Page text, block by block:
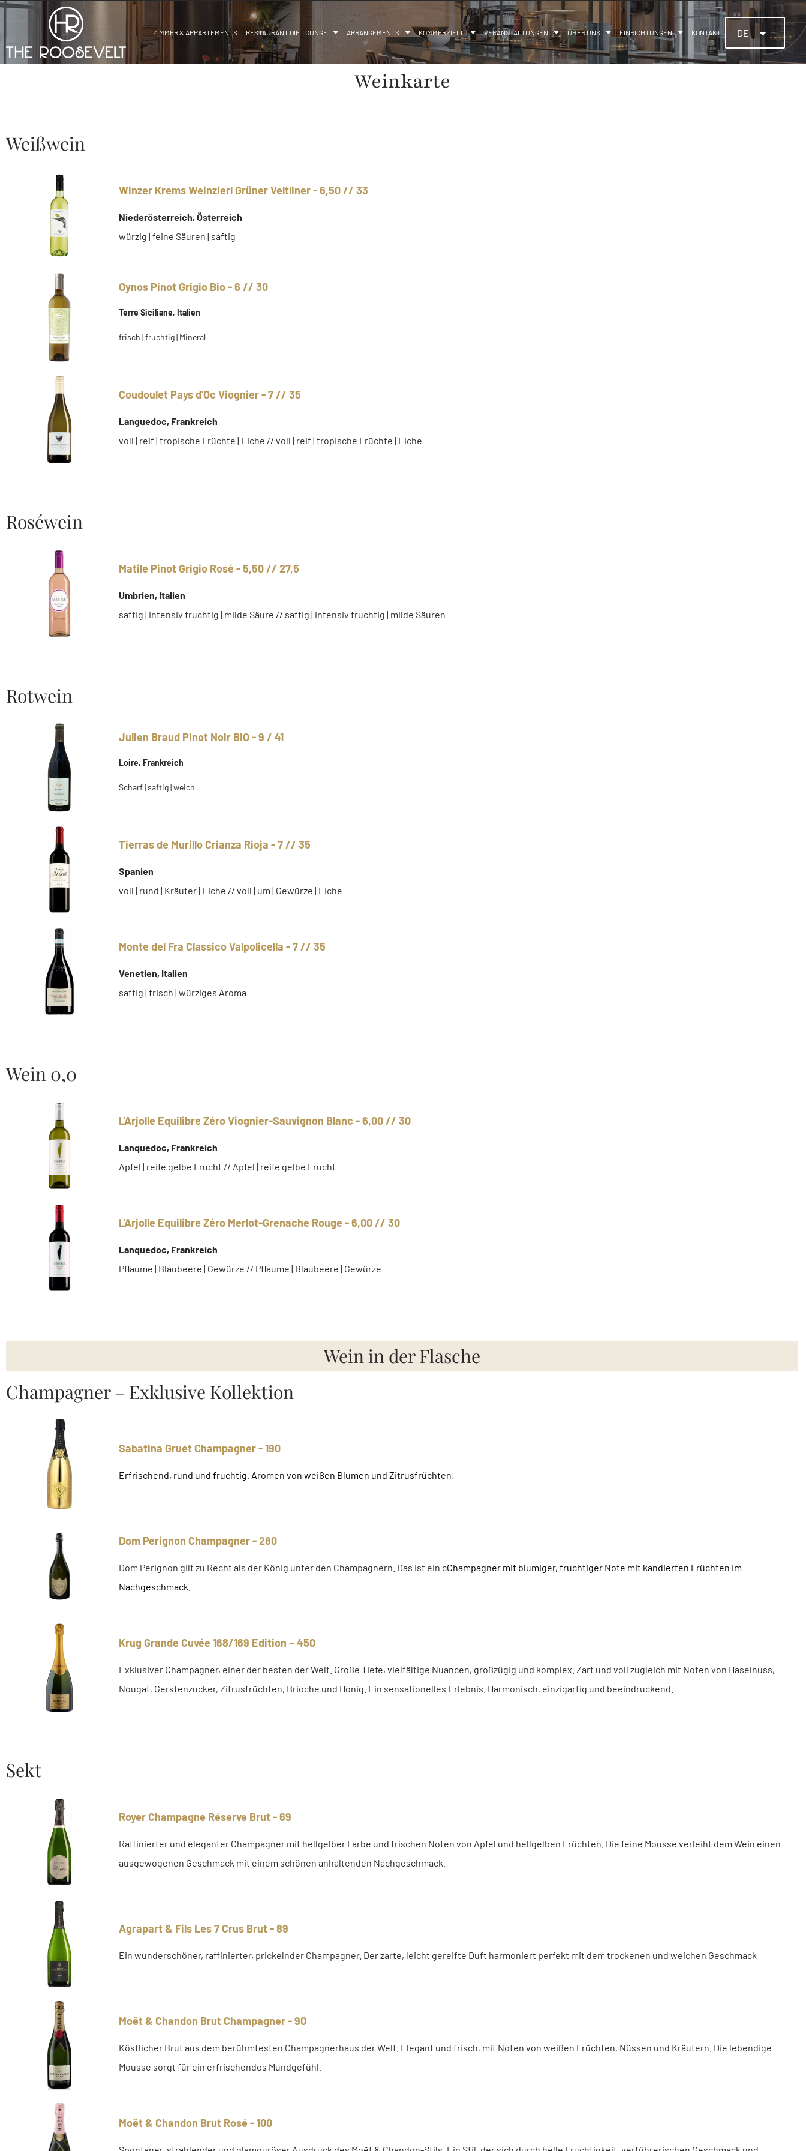
ZIMMER & APPARTEMENTS RESTAURANT DIE LOUNGE ARRANGEMENTS KOMMERZIELL VERANSTALTUNGEN ÜBER UNS EINRICHTUNGEN KONTAKT DE
Weinkarte
Weißwein
Winzer Krems Weinzierl Grüner Veltliner - 6,50 // 33
Niederösterreich, Österreich
würzig | feine Säuren | saftig
Oynos Pinot Grigio Bio - 6 // 30
Terre Siciliane, Italien
frisch | fruchtig | Mineral
Coudoulet Pays d'Oc Viognier - 7 // 35
Languedoc, Frankreich
voll | reif | tropische Früchte | Eiche // voll | reif | tropische Früchte | Eiche
Roséwein
Matile Pinot Grigio Rosé - 5,50 // 27,5
Umbrien, Italien
saftig | intensiv fruchtig | milde Säure // saftig | intensiv fruchtig | milde Säuren
Rotwein
Julien Braud Pinot Noir BIO - 9 / 41
Loire, Frankreich
Scharf | saftig | weich
Tierras de Murillo Crianza Rioja - 7 // 35
Spanien
voll | rund | Kräuter | Eiche // voll | um | Gewürze | Eiche
Monte del Fra Classico Valpolicella - 7 // 35
Venetien, Italien
saftig | frisch | würziges Aroma
Wein 0,0
L'Arjolle Equilibre Zéro Viognier-Sauvignon Blanc - 6,00 // 30
Lanquedoc, Frankreich
Apfel | reife gelbe Frucht // Apfel | reife gelbe Frucht
L'Arjolle Equilibre Zéro Merlot-Grenache Rouge - 6,00 // 30
Lanquedoc, Frankreich
Pflaume | Blaubeere | Gewürze // Pflaume | Blaubeere | Gewürze
Wein in der Flasche
Champagner – Exklusive Kollektion
Sabatina Gruet Champagner - 190
Erfrischend, rund und fruchtig. Aromen von weißen Blumen und Zitrusfrüchten.
Dom Perignon Champagner - 280
Dom Perignon gilt zu Recht als der König unter den Champagnern. Das ist ein cChampagner mit blumiger, fruchtiger Note mit kandierten Früchten im
Nachgeschmack.
Krug Grande Cuvée 168/169 Edition – 450
Exklusiver Champagner, einer der besten der Welt. Große Tiefe, vielfältige Nuancen, großzügig und komplex. Zart und voll zugleich mit Noten von Haselnuss,
Nougat, Gerstenzucker, Zitrusfrüchten, Brioche und Honig. Ein sensationelles Erlebnis. Harmonisch, einzigartig und beeindruckend.
Sekt
Royer Champagne Réserve Brut - 69
Raffinierter und eleganter Champagner mit hellgelber Farbe und frischen Noten von Apfel und hellgelben Früchten. Die feine Mousse verleiht dem Wein einen
ausgewogenen Geschmack mit einem schönen anhaltenden Nachgeschmack.
Agrapart & Fils Les 7 Crus Brut - 89
Ein wunderschöner, raffinierter, prickelnder Champagner. Der zarte, leicht gereifte Duft harmoniert perfekt mit dem trockenen und weichen Geschmack
Moët & Chandon Brut Champagner - 90
Köstlicher Brut aus dem berühmtesten Champagnerhaus der Welt. Elegant und frisch, mit Noten von weißen Früchten, Nüssen und Kräutern. Die lebendige
Mousse sorgt für ein erfrischendes Mundgefühl.
Moët & Chandon Brut Rosé - 100